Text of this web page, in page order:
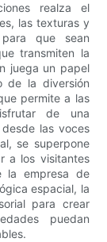
realza el
las texturas y
que sean
transmiten la
juega un papel
de la diversión
permite a las
de una
las voces
se superpone
a los visitantes
la empresa de
espacial, la
para crear
puedan